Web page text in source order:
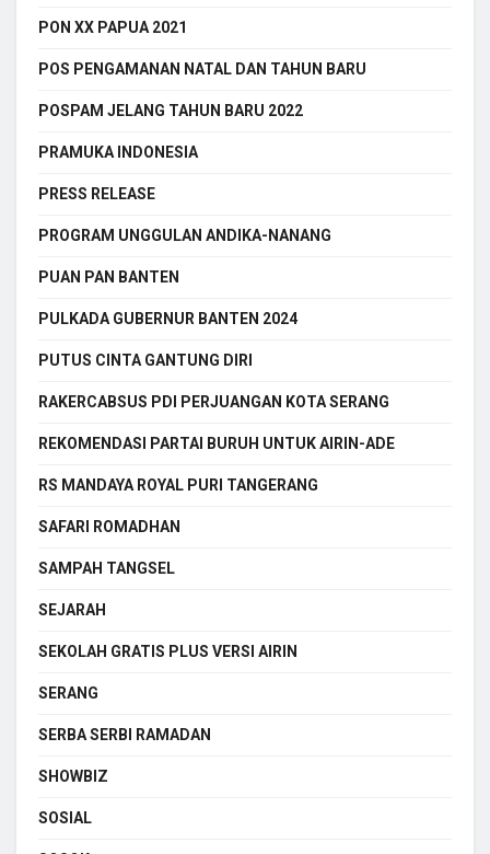
PON XX PAPUA 2021
POS PENGAMANAN NATAL DAN TAHUN BARU
POSPAM JELANG TAHUN BARU 2022
PRAMUKA INDONESIA
PRESS RELEASE
PROGRAM UNGGULAN ANDIKA-NANANG
PUAN PAN BANTEN
PULKADA GUBERNUR BANTEN 2024
PUTUS CINTA GANTUNG DIRI
RAKERCABSUS PDI PERJUANGAN KOTA SERANG
REKOMENDASI PARTAI BURUH UNTUK AIRIN-ADE
RS MANDAYA ROYAL PURI TANGERANG
SAFARI ROMADHAN
SAMPAH TANGSEL
SEJARAH
SEKOLAH GRATIS PLUS VERSI AIRIN
SERANG
SERBA SERBI RAMADAN
SHOWBIZ
SOSIAL